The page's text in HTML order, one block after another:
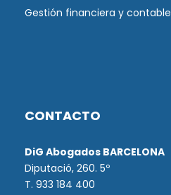
Gestión financiera y contable
CONTACTO
DiG Abogados BARCELONA
Diputació, 260. 5º
T. 933 184 400